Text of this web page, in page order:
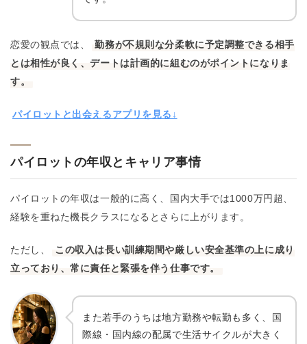
恋愛の観点では、
勤務が不規則な分柔軟に予定調整できる相手
とは相性が良く、デートは計画的に組むのがポイントになりま
す。
パイロットと出会えるアプリを見る↓
パイロットの年収とキャリア事情
パイロットの年収は一般的に高く、国内大手では1000万円超、
経験を重ねた機長クラスになるとさらに上がります。
ただし、
この収入は長い訓練期間や厳しい安全基準の上に成り
立っており、常に責任と緊張を伴う仕事です。
また若手のうちは地方勤務や転勤も多く、国
際線・国内線の配属で生活サイクルが大きく